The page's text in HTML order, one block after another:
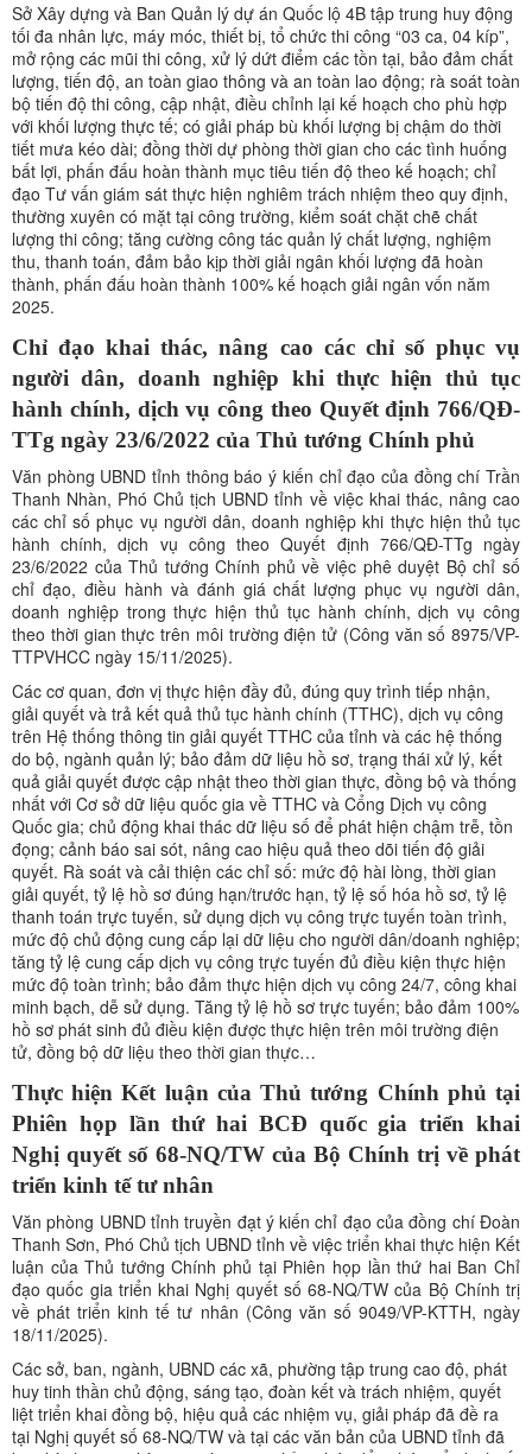
Sở Xây dựng và Ban Quản lý dự án Quốc lộ 4B tập trung huy động
tối đa nhân lực, máy móc, thiết bị, tổ chức thi công “03 ca, 04 kíp”,
mở rộng các mũi thi công, xử lý dứt điểm các tồn tại, bảo đảm chất
lượng, tiến độ, an toàn giao thông và an toàn lao động; rà soát toàn
bộ tiến độ thi công, cập nhật, điều chỉnh lại kế hoạch cho phù hợp
với khối lượng thực tế; có giải pháp bù khối lượng bị chậm do thời
tiết mưa kéo dài; đồng thời dự phòng thời gian cho các tình huống
bất lợi, phấn đấu hoàn thành mục tiêu tiến độ theo kế hoạch; chỉ
đạo Tư vấn giám sát thực hiện nghiêm trách nhiệm theo quy định,
thường xuyên có mặt tại công trường, kiểm soát chặt chẽ chất
lượng thi công; tăng cường công tác quản lý chất lượng, nghiệm
thu, thanh toán, đảm bảo kịp thời giải ngân khối lượng đã hoàn
thành, phấn đấu hoàn thành 100% kế hoạch giải ngân vốn năm
2025.
Chỉ đạo khai thác, nâng cao các chỉ số phục vụ
người dân, doanh nghiệp khi thực hiện thủ tục
hành chính, dịch vụ công theo Quyết định 766/QĐ-
TTg ngày 23/6/2022 của Thủ tướng Chính phủ
Văn phòng UBND tỉnh thông báo ý kiến chỉ đạo của đồng chí Trần
Thanh Nhàn, Phó Chủ tịch UBND tỉnh về việc khai thác, nâng cao
các chỉ số phục vụ người dân, doanh nghiệp khi thực hiện thủ tục
hành chính, dịch vụ công theo Quyết định 766/QĐ-TTg ngày
23/6/2022 của Thủ tướng Chính phủ về việc phê duyệt Bộ chỉ số
chỉ đạo, điều hành và đánh giá chất lượng phục vụ người dân,
doanh nghiệp trong thực hiện thủ tục hành chính, dịch vụ công
theo thời gian thực trên môi trường điện tử (Công văn số 8975/VP-
TTPVHCC ngày 15/11/2025).
Các cơ quan, đơn vị thực hiện đầy đủ, đúng quy trình tiếp nhận,
giải quyết và trả kết quả thủ tục hành chính (TTHC), dịch vụ công
trên Hệ thống thông tin giải quyết TTHC của tỉnh và các hệ thống
do bộ, ngành quản lý; bảo đảm dữ liệu hồ sơ, trạng thái xử lý, kết
quả giải quyết được cập nhật theo thời gian thực, đồng bộ và thống
nhất với Cơ sở dữ liệu quốc gia về TTHC và Cổng Dịch vụ công
Quốc gia; chủ động khai thác dữ liệu số để phát hiện chậm trễ, tồn
đọng; cảnh báo sai sót, nâng cao hiệu quả theo dõi tiến độ giải
quyết. Rà soát và cải thiện các chỉ số: mức độ hài lòng, thời gian
giải quyết, tỷ lệ hồ sơ đúng hạn/trước hạn, tỷ lệ số hóa hồ sơ, tỷ lệ
thanh toán trực tuyến, sử dụng dịch vụ công trực tuyến toàn trình,
mức độ chủ động cung cấp lại dữ liệu cho người dân/doanh nghiệp;
tăng tỷ lệ cung cấp dịch vụ công trực tuyến đủ điều kiện thực hiện
mức độ toàn trình; bảo đảm thực hiện dịch vụ công 24/7, công khai
minh bạch, dễ sử dụng. Tăng tỷ lệ hồ sơ trực tuyến; bảo đảm 100%
hồ sơ phát sinh đủ điều kiện được thực hiện trên môi trường điện
tử, đồng bộ dữ liệu theo thời gian thực…
Thực hiện Kết luận của Thủ tướng Chính phủ tại
Phiên họp lần thứ hai BCĐ quốc gia triển khai
Nghị quyết số 68-NQ/TW của Bộ Chính trị về phát
triển kinh tế tư nhân
Văn phòng UBND tỉnh truyền đạt ý kiến chỉ đạo của đồng chí Đoàn
Thanh Sơn, Phó Chủ tịch UBND tỉnh về việc triển khai thực hiện Kết
luận của Thủ tướng Chính phủ tại Phiên họp lần thứ hai Ban Chỉ
đạo quốc gia triển khai Nghị quyết số 68-NQ/TW của Bộ Chính trị
về phát triển kinh tế tư nhân (Công văn số 9049/VP-KTTH, ngày
18/11/2025).
Các sở, ban, ngành, UBND các xã, phường tập trung cao độ, phát
huy tinh thần chủ động, sáng tạo, đoàn kết và trách nhiệm, quyết
liệt triển khai đồng bộ, hiệu quả các nhiệm vụ, giải pháp đã đề ra
tại Nghị quyết số 68-NQ/TW và tại các văn bản của UBND tỉnh đã